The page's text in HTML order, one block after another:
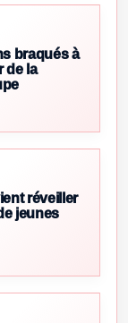
braqués à
de la
réveiller
jeunes